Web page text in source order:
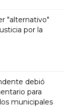
"alternativo"
por la
debió
para
municipales